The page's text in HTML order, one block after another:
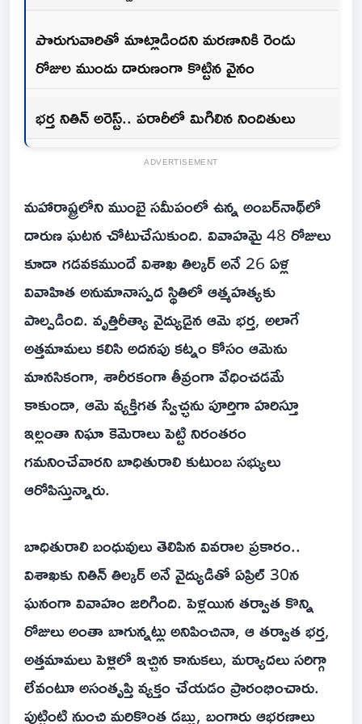
పొరుగువారితో మాట్లాడిందని మరణానికి రెండు
రోజుల ముందు దారుణంగా కొట్టిన వైనం
భర్త నితిన్ అరెస్ట్.. పరారీలో మిగిలిన నిందితులు
ADVERTISEMENT
మహారాష్ట్రలోని ముంబై సమీపంలో ఉన్న అంబర్‌నాథ్‌లో
దారుణ ఘటన చోటుచేసుకుంది. వివాహమై 48 రోజులు
కూడా గడవకముందే విశాఖ తిల్కర్ అనే 26 ఏళ్ల
వివాహిత అనుమానాస్పద స్థితిలో ఆత్మహత్యకు
పాల్పడింది. వృత్తిరీత్యా వైద్యుడైన ఆమె భర్త, అలాగే
అత్తమామలు కలిసి అదనపు కట్నం కోసం ఆమెను
మానసికంగా, శారీరకంగా తీవ్రంగా వేధించడమే
కాకుండా, ఆమె వ్యక్తిగత స్వేచ్ఛను పూర్తిగా హరిస్తూ
ఇల్లంతా నిఘా కెమెరాలు పెట్టి నిరంతరం
గమనించేవారని బాధితురాలి కుటుంబ సభ్యులు
ఆరోపిస్తున్నారు.
బాధితురాలి బంధువులు తెలిపిన వివరాల ప్రకారం..
విశాఖకు నితిన్ తిల్కర్ అనే వైద్యుడితో ఏప్రిల్ 30న
ఘనంగా వివాహం జరిగింది. పెళ్లయిన తర్వాత కొన్ని
రోజులు అంతా బాగున్నట్లు అనిపించినా, ఆ తర్వాత భర్త,
అత్తమామలు పెళ్లిలో ఇచ్చిన కానుకలు, మర్యాదలు సరిగ్గా
లేవంటూ అసంతృప్తి వ్యక్తం చేయడం ప్రారంభించారు.
పుట్టింటి నుంచి మరికొంత డబ్బు, బంగారు ఆభరణాలు